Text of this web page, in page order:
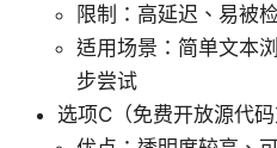
限制：高延迟、易被
适用场景：简单文本
步尝试
选项C（免费开放源代码